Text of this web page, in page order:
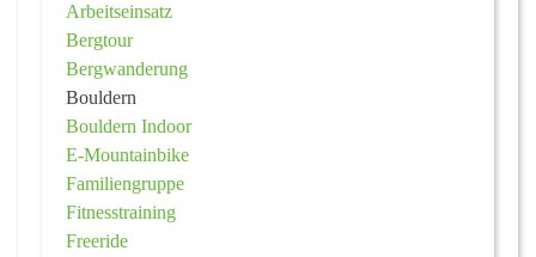
Arbeitseinsatz
Bergtour
Bergwanderung
Bouldern
Bouldern Indoor
E-Mountainbike
Familiengruppe
Fitnesstraining
Freeride